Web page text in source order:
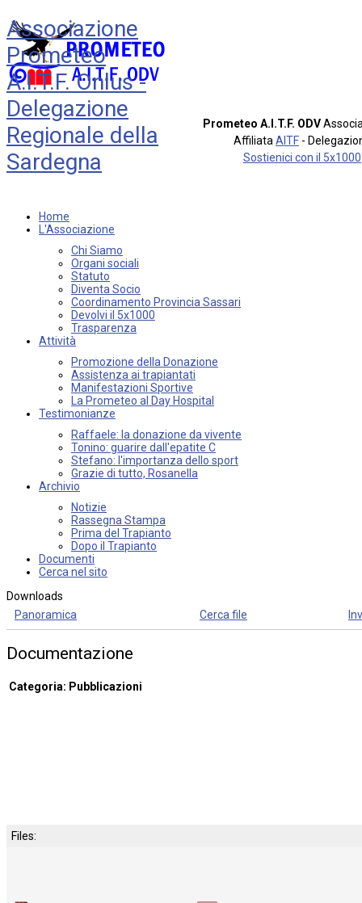
Associazione
Prometeo
A.I.T.F. Onlus -
Delegazione
Regionale della
Sardegna
Prometeo A.I.T.F. ODV
Affiliata AITF -
Sostienici con il 5x1000
Home
L'Associazione
Chi Siamo
Organi sociali
Statuto
Diventa Socio
Coordinamento Provincia Sassari
Devolvi il 5x1000
Trasparenza
Attività
Promozione della Donazione
Assistenza ai trapiantati
Manifestazioni Sportive
La Prometeo al Day Hospital
Testimonianze
Raffaele: la donazione da vivente
Tonino: guarire dall'epatite C
Stefano: l'importanza dello sport
Grazie di tutto, Rosanella
Archivio
Notizie
Rassegna Stampa
Prima del Trapianto
Dopo il Trapianto
Documenti
Cerca nel sito
Downloads
Panoramica
Cerca file
Documentazione
Categoria: Pubblicazioni
Files: